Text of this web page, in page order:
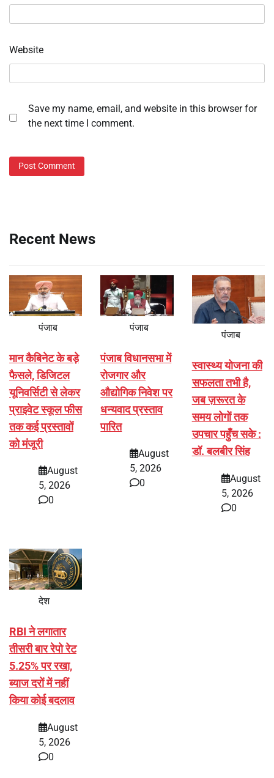
Website
Save my name, email, and website in this browser for
the next time I comment.
Recent News
पंजाब
मान कैबिनेट के बड़े
फैसले, डिजिटल
यूनिवर्सिटी से लेकर
प्राइवेट स्कूल फीस
तक कई प्रस्तावों
को मंजूरी
August
5, 2026
0
पंजाब
पंजाब विधानसभा में
रोजगार और
औद्योगिक निवेश पर
धन्यवाद प्रस्ताव
पारित
August
5, 2026
0
पंजाब
स्वास्थ्य योजना की
सफलता तभी है,
जब ज़रूरत के
समय लोगों तक
उपचार पहुँच सके :
डॉ. बलबीर सिंह
August
5, 2026
0
देश
RBI ने लगातार
तीसरी बार रेपो रेट
5.25% पर रखा,
ब्याज दरों में नहीं
किया कोई बदलाव
August
5, 2026
0